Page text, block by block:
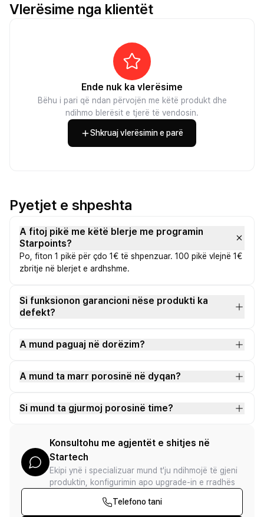
Vlerësime nga klientët
Ende nuk ka vlerësime
Bëhu i pari që ndan përvojën me këtë produkt dhe
ndihmo blerësit e tjerë të vendosin.
Shkruaj vlerësimin e parë
Pyetjet e shpeshta
A fitoj pikë me këtë blerje me programin
Starpoints?
Po, fiton 1 pikë për çdo 1€ të shpenzuar. 100 pikë vlejnë 1€
zbritje në blerjet e ardhshme.
Si funksionon garancioni nëse produkti ka
defekt?
A mund paguaj në dorëzim?
A mund ta marr porosinë në dyqan?
Si mund ta gjurmoj porosinë time?
Konsultohu me agjentët e shitjes në
Startech
Ekipi ynë i specializuar mund t'ju ndihmojë të gjeni
produktin, konfigurimin apo upgrade-in e rradhës
Telefono tani